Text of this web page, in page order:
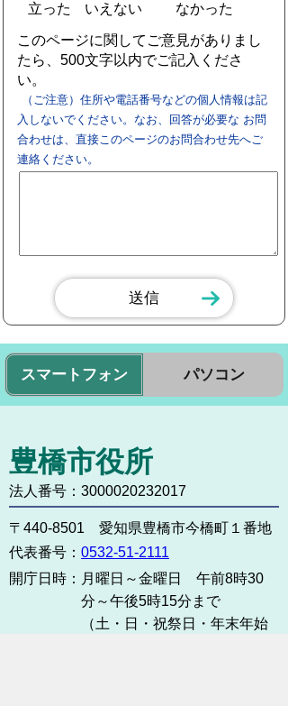
立った
いえない
なかった
このページに関してご意見がありまし
たら、500文字以内でご記入くださ
い。
（ご注意）住所や電話番号などの個人情報は記
入しないでください。なお、回答が必要な お問
合わせは、直接このページのお問合わせ先へご
連絡ください。
スマートフォン パソコン
豊橋市役所
法人番号：3000020232017
〒440-8501 愛知県豊橋市今橋町１番地
代表番号： 0532-51-2111
開庁日時： 月曜日～金曜日 午前8時30
分～午後5時15分まで
（土・日・祝祭日・年末年始